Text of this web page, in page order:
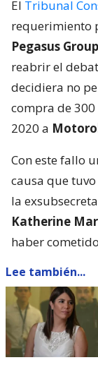
El Tribunal
requerimiento
Pegasus
reabrir el
decidiera no
compra de
2020 a
Con este fallo
causa que
la
Katherine
haber
Lee también...